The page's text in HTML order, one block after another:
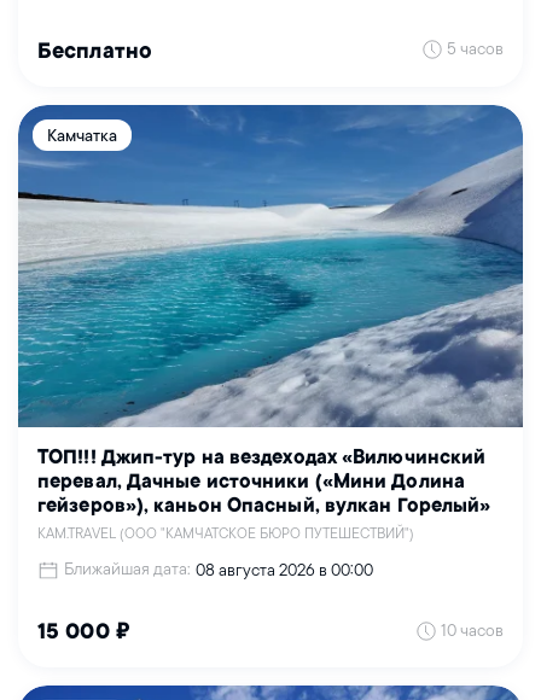
Бесплатно 5 часов
Камчатка
ТОП!!! Джип-тур на вездеходах «Вилючинский
перевал, Дачные источники («Мини Долина
гейзеров»), каньон Опасный, вулкан Горелый»
KAM.TRAVEL (ООО "КАМЧАТСКОЕ БЮРО ПУТЕШЕСТВИЙ")
Ближайшая дата: 08 августа 2026 в 00:00
15 000 ₽ 10 часов